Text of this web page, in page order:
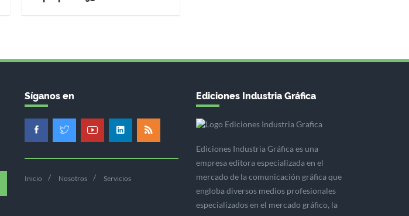
Síganos en
Inicio Nosotros Servicios
Ediciones Industria Gráfica
Ediciones Industria Gráfica es una
empresa editora especializada en el
mercado de la comunicación gráfica que
engloba diversos medios profesionales
especializados en el mercado gráfico, la